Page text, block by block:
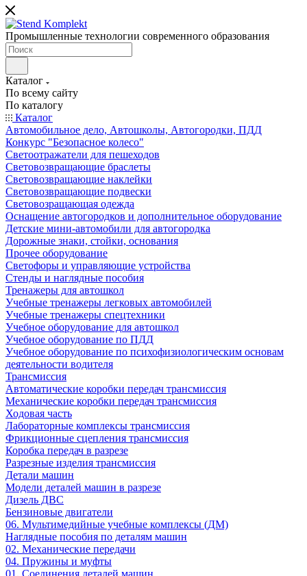
Промышленные технологии современного образования
Каталог
По всему сайту
По каталогу
Каталог
Автомобильное дело, Автошколы, Автогородки, ПДД
Конкурс "Безопасное колесо"
Светоотражатели для пешеходов
Световозвращающие браслеты
Световозвращающие наклейки
Световозвращающие подвески
Световозращающая одежда
Оснащение автогородков и дополнительное оборудование
Детские мини-автомобили для автогородка
Дорожные знаки, стойки, основания
Прочее оборудование
Светофоры и управляющие устройства
Стенды и наглядные пособия
Тренажеры для автошкол
Учебные тренажеры легковых автомобилей
Учебные тренажеры спецтехники
Учебное оборудование для автошкол
Учебное оборудование по ПДД
Учебное оборудование по психофизиологическим основам
деятельности водителя
Трансмиссия
Автоматические коробки передач трансмиссия
Механические коробки передач трансмиссия
Ходовая часть
Лабораторные комплексы трансмиссия
Фрикционные сцепления трансмиссия
Коробка передач в разрезе
Разрезные изделия трансмиссия
Детали машин
Модели деталей машин в разрезе
Дизель ДВС
Бензиновые двигатели
06. Мультимедийные учебные комплексы (ДМ)
Наглядные пособия по деталям машин
02. Механические передачи
04. Пружины и муфты
01. Соединения деталей машин